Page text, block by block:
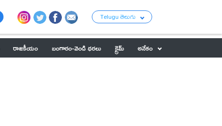
Telugu తెలుగు
రాజకీయం బంగారం-వెండి ధరలు క్రైమ్
అనేకం